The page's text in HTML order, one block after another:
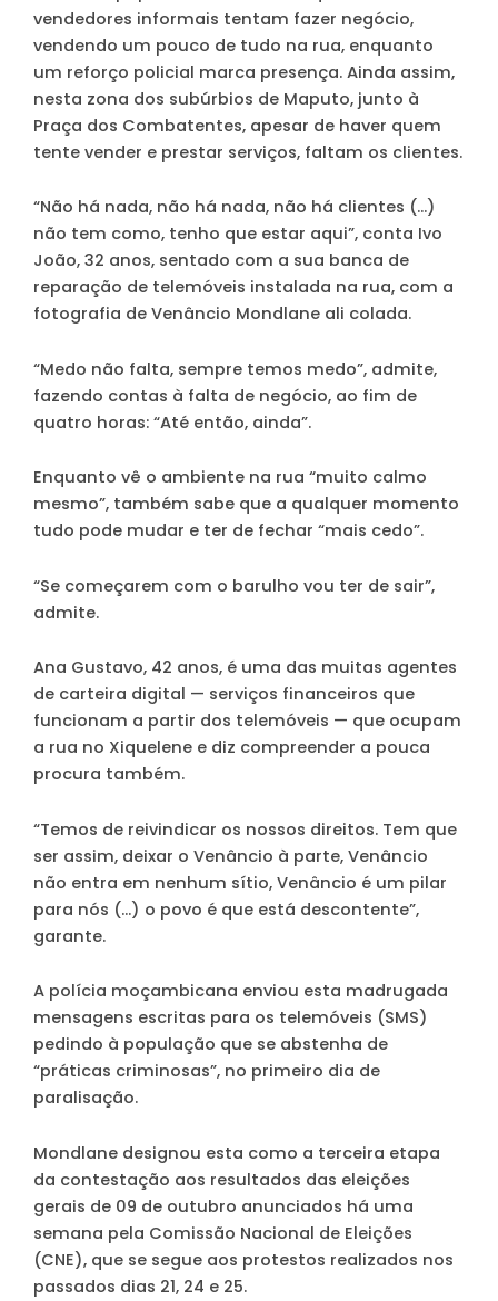
vendedores informais tentam fazer negócio,
vendendo um pouco de tudo na rua, enquanto
um reforço policial marca presença. Ainda assim,
nesta zona dos subúrbios de Maputo, junto à
Praça dos Combatentes, apesar de haver quem
tente vender e prestar serviços, faltam os clientes.
“Não há nada, não há nada, não há clientes (…)
não tem como, tenho que estar aqui”, conta Ivo
João, 32 anos, sentado com a sua banca de
reparação de telemóveis instalada na rua, com a
fotografia de Venâncio Mondlane ali colada.
“Medo não falta, sempre temos medo”, admite,
fazendo contas à falta de negócio, ao fim de
quatro horas: “Até então, ainda”.
Enquanto vê o ambiente na rua “muito calmo
mesmo”, também sabe que a qualquer momento
tudo pode mudar e ter de fechar “mais cedo”.
“Se começarem com o barulho vou ter de sair”,
admite.
Ana Gustavo, 42 anos, é uma das muitas agentes
de carteira digital — serviços financeiros que
funcionam a partir dos telemóveis — que ocupam
a rua no Xiquelene e diz compreender a pouca
procura também.
“Temos de reivindicar os nossos direitos. Tem que
ser assim, deixar o Venâncio à parte, Venâncio
não entra em nenhum sítio, Venâncio é um pilar
para nós (…) o povo é que está descontente”,
garante.
A polícia moçambicana enviou esta madrugada
mensagens escritas para os telemóveis (SMS)
pedindo à população que se abstenha de
“práticas criminosas”, no primeiro dia de
paralisação.
Mondlane designou esta como a terceira etapa
da contestação aos resultados das eleições
gerais de 09 de outubro anunciados há uma
semana pela Comissão Nacional de Eleições
(CNE), que se segue aos protestos realizados nos
passados dias 21, 24 e 25.